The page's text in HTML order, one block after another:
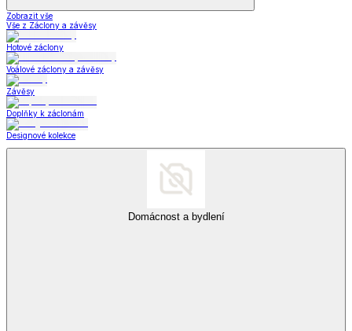
Zobrazit vše
Vše z Záclony a závěsy
Hotové záclony
Voálové záclony a závěsy
Závěsy
Doplňky k záclonám
Designové kolekce
Domácnost a bydlení